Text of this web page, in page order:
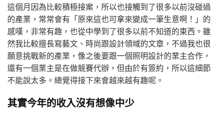
這個月因為比較積極接案，所以也接觸到了很多以前沒碰過
的產業，常常會有「原來這也可拿來變成一筆生意啊！」的
感嘆，非常有趣，也從中學到了很多以前不知道的東西。雖
然我比較擅長寫藝文、時尚跟設計領域的文章，不過我也很
願意挑戰新的產業，像之後要跟一個照明設計的業主合作，
還有一個業主是在做競賽代辦，但由於有簽約，所以這細節
不能說太多。總覺得接下來會越來越有趣呢。
其實今年的收入沒有想像中少